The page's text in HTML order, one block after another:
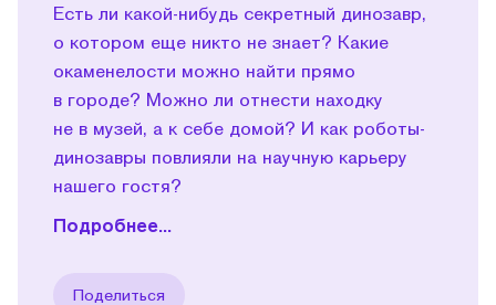
Есть ли какой-нибудь секретный динозавр,
о котором еще никто не знает? Какие
окаменелости можно найти прямо
в городе? Можно ли отнести находку
не в музей, а к себе домой? И как роботы-
динозавры повлияли на научную карьеру
нашего гостя?
Подробнее...
Поделиться